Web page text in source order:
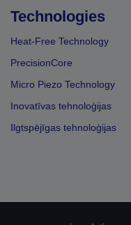
Technologies
Heat-Free Technology
PrecisionCore
Micro Piezo Technology
Inovatīvas tehnoloģijas
Ilgtspējīgas tehnoloģijas